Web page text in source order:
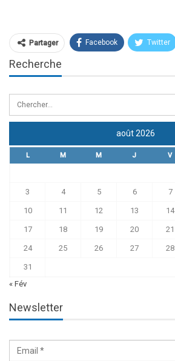
Partager Facebook Twitter
Recherche
août 2026
L M M J V
3 4 5 6 7
10 11 12 13 14
17 18 19 20 21
24 25 26 27 28
31
« Fév
Newsletter